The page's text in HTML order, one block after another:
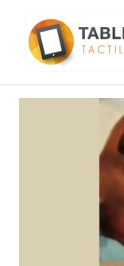
contenu